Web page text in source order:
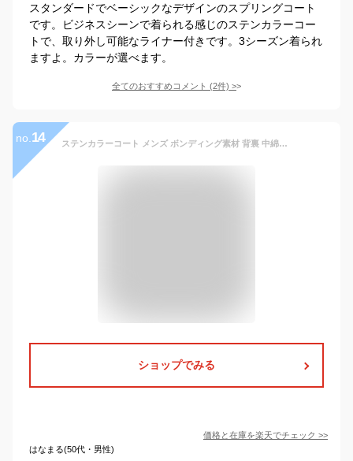
スタンダードでベーシックなデザインのスプリングコート
です。ビジネスシーンで着られる感じのステンカラーコー
トで、取り外し可能なライナー付きです。3シーズン着られ
ますよ。カラーが選べます。
全てのおすすめコメント (2件) >
no. 14 ステンカラーコート メンズ ボンディング素材 背裏 中綿半キルティング 撥水加工 ハーフコート スプリングコート ビジネス カジュアル ブラック 秋冬春 暖か 通勤
ショップでみる
価格と在庫を楽天でチェック >>
はなまる(50代・男性)